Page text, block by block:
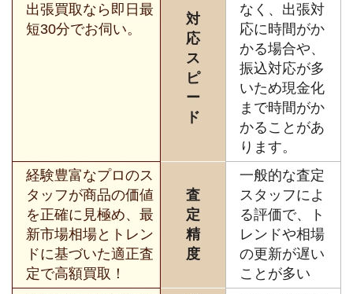
出張買取なら即日最
短30分でお伺い。
対
応
ス
ピ
ー
ド
なく、出張対
応に時間がか
かる場合や、
振込対応が多
いため現金化
まで時間がか
かることがあ
ります。
経験豊富なプロのス
タッフが商品の価値
を正確に見極め、最
新市場相場とトレン
ドに基づいた適正査
定で高額買取！
査
定
精
度
一般的な査定
スタッフによ
る評価で、ト
レンドや相場
の更新が遅い
ことが多い